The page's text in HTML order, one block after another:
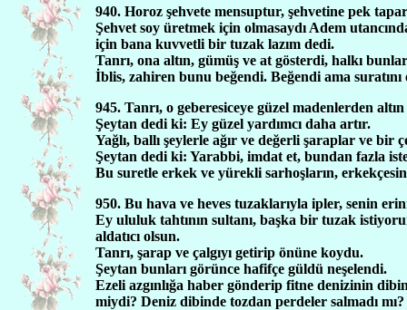
940. Horoz şehvete mensuptur, şehvetine pek
Şehvet soy üretmek için olmasaydı Adem
için bana kuvvetli bir tuzak lazım dedi.
Tanrı, ona altın, gümüş ve at gösterdi, halkı
İblis, zahiren bunu beğendi. Beğendi ama suratını
945. Tanrı, o geberesiceye güzel madenlerden
Şeytan dedi ki: Ey güzel yardımcı daha artır.
Yağlı, ballı şeylerle ağır ve değerli şaraplar ve bir
Şeytan dedi ki: Yarabbi, imdat et, bundan fazla
Bu suretle erkek ve yürekli sarhoşların,
950. Bu hava ve heves tuzaklarıyla ipler, senin
Ey ululuk tahtının sultanı, başka bir tuzak
aldatıcı olsun.
Tanrı, şarap ve çalgıyı getirip önüne koydu.
Şeytan bunları görünce hafifçe güldü neşelendi.
Ezeli azgınlığa haber gönderip fitne denizinin
miydi? Deniz dibinde tozdan perdeler salmadı mı?